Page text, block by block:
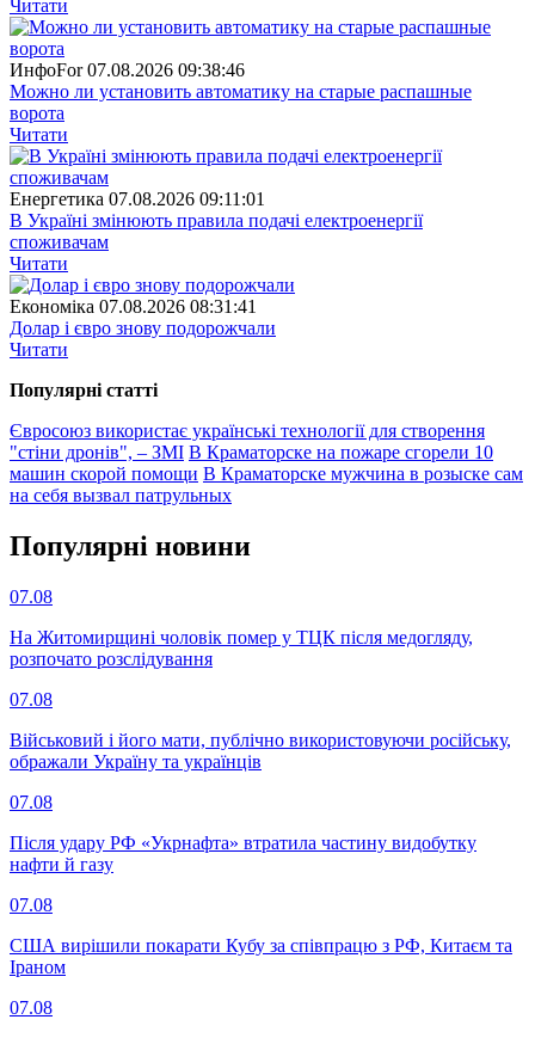
Читати
ИнфоFor 07.08.2026 09:38:46
Можно ли установить автоматику на старые распашные
ворота
Читати
Енергетика 07.08.2026 09:11:01
В Україні змінюють правила подачі електроенергії
споживачам
Читати
Економіка 07.08.2026 08:31:41
Долар і євро знову подорожчали
Читати
Популярнi статтi
Євросоюз використає українські технології для створення
"стіни дронів", – ЗМІ В Краматорске на пожаре сгорели 10
машин скорой помощи В Краматорске мужчина в розыске сам
на себя вызвал патрульных
Популярнi новини
07.08
На Житомирщині чоловік помер у ТЦК після медогляду,
розпочато розслідування
07.08
Військовий і його мати, публічно використовуючи російську,
ображали Україну та українців
07.08
Після удару РФ «Укрнафта» втратила частину видобутку
нафти й газу
07.08
США вирішили покарати Кубу за співпрацю з РФ, Китаєм та
Іраном
07.08